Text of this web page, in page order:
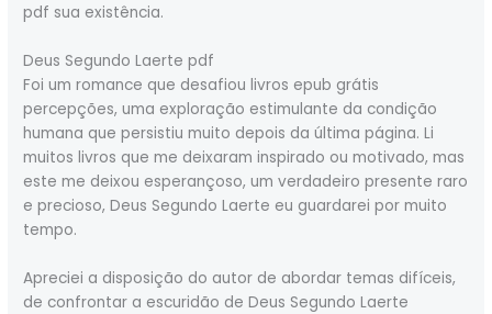
pdf sua existência.
Deus Segundo Laerte pdf
Foi um romance que desafiou livros epub grátis
percepções, uma exploração estimulante da condição
humana que persistiu muito depois da última página. Li
muitos livros que me deixaram inspirado ou motivado, mas
este me deixou esperançoso, um verdadeiro presente raro
e precioso, Deus Segundo Laerte eu guardarei por muito
tempo.
Apreciei a disposição do autor de abordar temas difíceis,
de confrontar a escuridão de Deus Segundo Laerte